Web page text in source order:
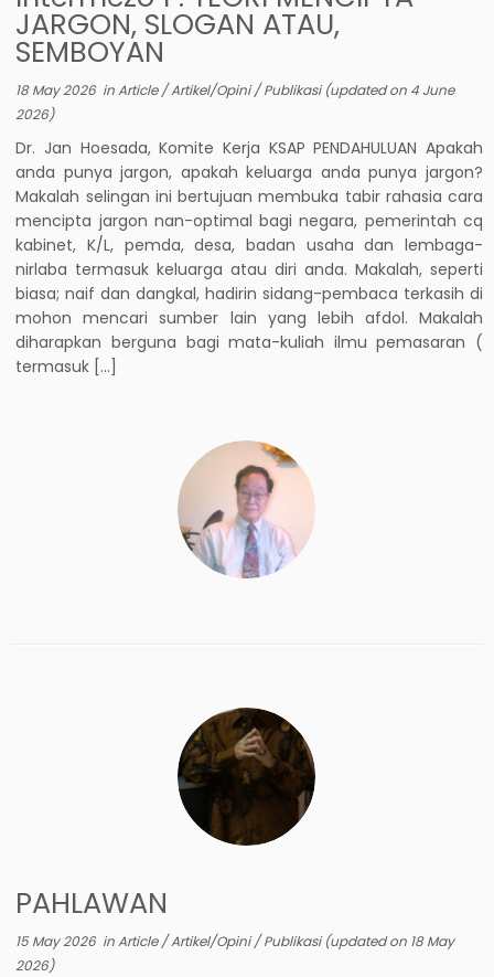
JARGON, SLOGAN ATAU,
SEMBOYAN
18 May 2026inArticle/Artikel/Opini/Publikasi(updated on 4 June
2026)
Dr. Jan Hoesada, Komite Kerja KSAP PENDAHULUAN Apakah
anda punya jargon, apakah keluarga anda punya jargon?
Makalah selingan ini bertujuan membuka tabir rahasia cara
mencipta jargon nan-optimal bagi negara, pemerintah cq
kabinet, K/L, pemda, desa, badan usaha dan lembaga-
nirlaba termasuk keluarga atau diri anda. Makalah, seperti
biasa; naif dan dangkal, hadirin sidang-pembaca terkasih di
mohon mencari sumber lain yang lebih afdol. Makalah
diharapkan berguna bagi mata-kuliah ilmu pemasaran (
termasuk […]
PAHLAWAN
15 May 2026inArticle/Artikel/Opini/Publikasi(updated on 18 May
2026)